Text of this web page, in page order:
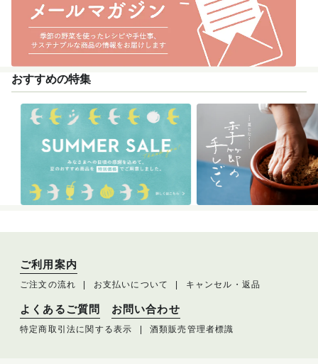
おすすめの特集
ご利用案内
ご注文の流れ お支払いについて キャンセル・返品
よくあるご質問 お問い合わせ
特定商取引法に関する表示 酒類販売管理者標識